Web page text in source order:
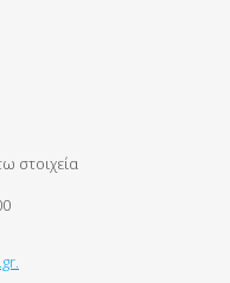
στοιχεία